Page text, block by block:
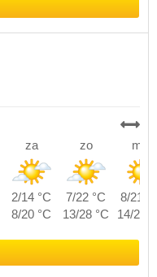
za zo ma
2/14 °C 7/22 °C
8/21
8/20 °C 13/28 °C 14/27